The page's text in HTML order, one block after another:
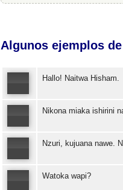
Algunos ejemplos
Hallo! Naitwa Hisham.
Nikona miaka ishirini
Nzuri, kujuana nawe.
Watoka wapi?